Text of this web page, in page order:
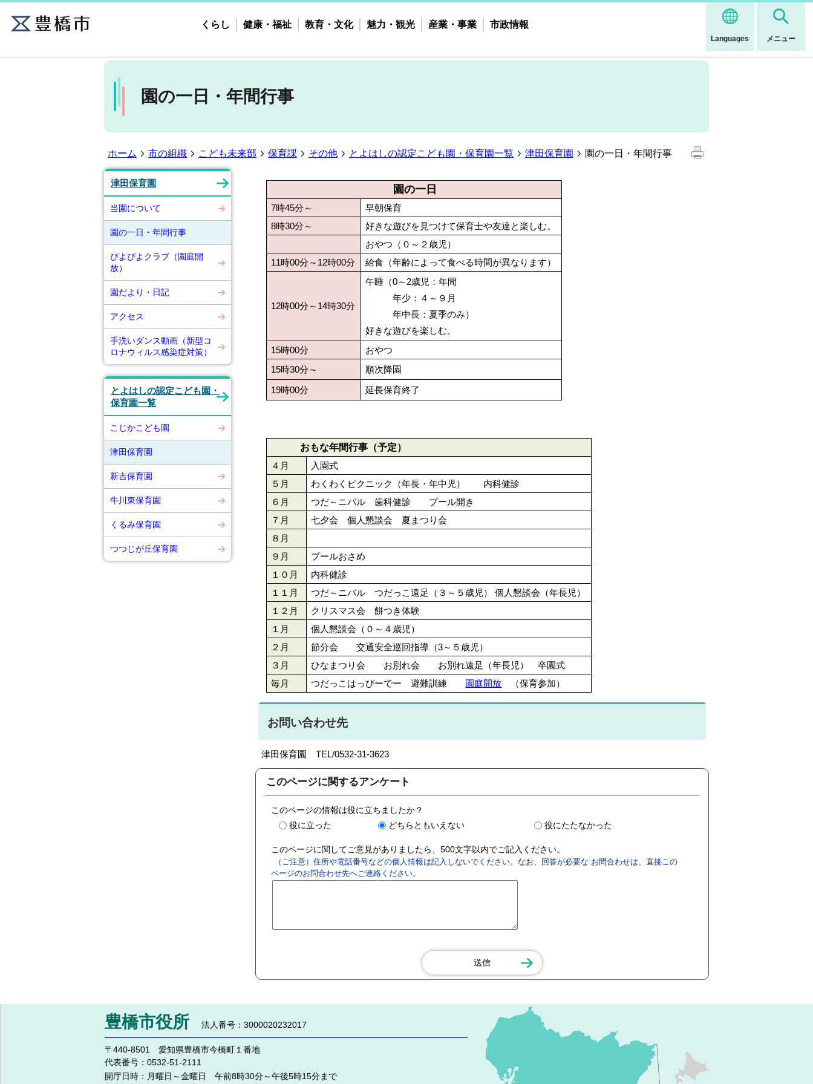
Languages メニュー
くらし 健康・福祉 教育・文化 魅力・観光 産業・事業 市政情報
園の一日・年間行事
ホーム 市の組織 こども未来部 保育課 その他 とよはしの認定こども園・保育園一覧 津田保育園 園の一日・年間行事
津田保育園
当園について
園の一日・年間行事
ぴよぴよクラブ（園庭開
放）
園だより・日記
アクセス
手洗いダンス動画（新型コ
ロナウィルス感染症対策）
とよはしの認定こども園・
保育園一覧
こじかこども園
津田保育園
新吉保育園
牛川東保育園
くるみ保育園
つつじが丘保育園
園の一日
7時45分～
早朝保育
8時30分～
好きな遊びを見つけて保育士や友達と楽しむ。
おやつ（０～２歳児）
11時00分～12時00分
給食（年齢によって食べる時間が異なります）
12時00分～14時30分
午睡（0～2歳児：年間
年少：４～９月
年中長：夏季のみ）
好きな遊びを楽しむ。
15時00分
おやつ
15時30分～
順次降園
19時00分
延長保育終了
おもな年間行事（予定）
４月
入園式
５月
わくわくピクニック（年長・年中児） 内科健診
６月
つだ～ニバル 歯科健診 プール開き
７月
七夕会 個人懇談会 夏まつり会
８月
９月
プールおさめ
１０月
内科健診
１１月
つだ～ニバル つだっこ遠足（３～５歳児） 個人懇談会（年長児）
１２月
クリスマス会 餅つき体験
１月
個人懇談会（０～４歳児）
２月
節分会 交通安全巡回指導（3～５歳児）
３月
ひなまつり会 お別れ会 お別れ遠足（年長児） 卒園式
毎月
つだっこはっぴーでー 避難訓練 園庭開放 （保育参加）
お問い合わせ先
津田保育園 TEL/0532-31-3623
このページに関するアンケート
このページの情報は役に立ちましたか？
役に立った
どちらともいえない 役にたたなかった
このページに関してご意見がありましたら、500文字以内でご記入ください。
（ご注意）住所や電話番号などの個人情報は記入しないでください。なお、回答が必要な お問合わせは、直接この
ページのお問合わせ先へご連絡ください。
豊橋市役所 法人番号：3000020232017
〒440-8501 愛知県豊橋市今橋町１番地
代表番号： 0532-51-2111
開庁日時： 月曜日～金曜日 午前8時30分～午後5時15分まで